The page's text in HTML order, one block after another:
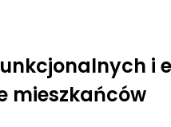
i
mieszkańców